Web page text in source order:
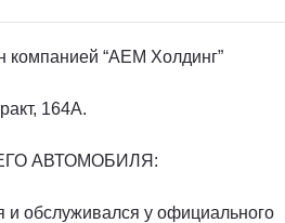
компанией “АЕМ Холдинг”
164А.
АВТОМОБИЛЯ:
и обслуживался у официального